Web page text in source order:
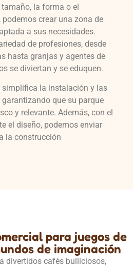
la forma o el
crear una zona de
a sus necesidades.
de profesiones, desde
hasta granjas y agentes de
se diviertan y se eduquen.
simplifica la instalación y las
que su parque
y relevante. Además, con el
el diseño, podemos enviar
la construcción
para juegos de
de imaginación
divertidos cafés bulliciosos,